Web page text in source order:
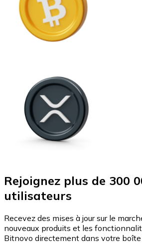
Rejoignez plus de 300
utilisateurs
Recevez des mises à jour sur le
nouveaux produits et les
Bitnovo directement dans votre boîte